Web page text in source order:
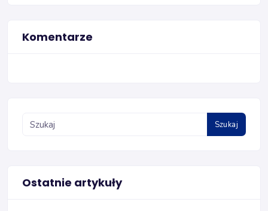
Komentarze
Szukaj
Ostatnie artykuły